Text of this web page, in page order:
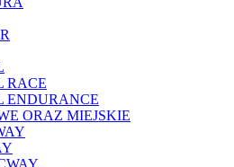
RACE
ENDURANCE
ORAZ MIEJSKIE